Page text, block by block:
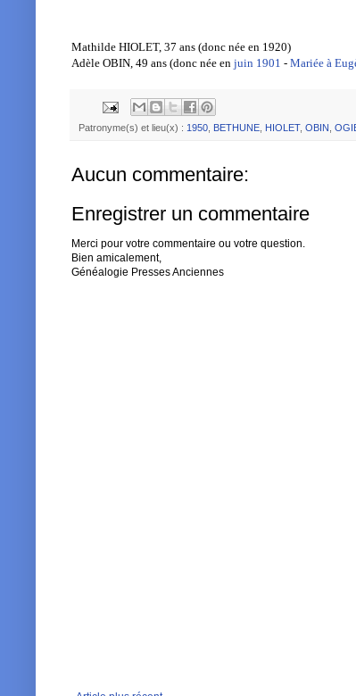
Mathilde HIOLET, 37 ans (donc née en 1920)
Adèle OBIN, 49 ans (donc née en juin 1901 - Mariée à
Patronyme(s) et lieu(x) : 1950 BETHUNE HIOLET, OBIN
Aucun commentaire:
Enregistrer un commentaire
Merci pour votre commentaire ou votre question.
Bien amicalement,
Généalogie Presses Anciennes